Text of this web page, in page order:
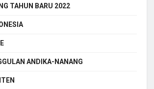
TAHUN BARU 2022
ANDIKA-NANANG